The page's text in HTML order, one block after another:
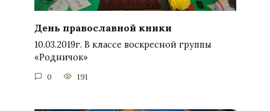
День православной кники
10.03.2019г. В классе воскресной группы
«Родничок»
0 191